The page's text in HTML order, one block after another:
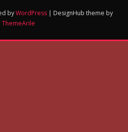
byWordPress | DesignHub theme by
ThemeArile